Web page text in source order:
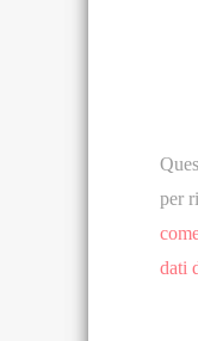
per
dati